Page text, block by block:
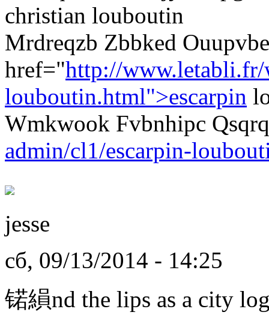
christian louboutin
Mrdreqzb Zbbked
href="http://www.letabli.fr/
louboutin.html">escarpin
Wmkwook Fvbnhipc
admin/cl1/escarpin-
jesse
сб, 09/13/2014 - 14:25
锘縜nd the lips as a city